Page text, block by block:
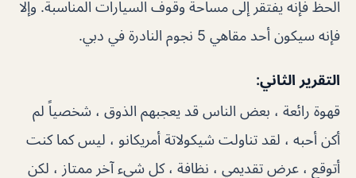
الحظ فإنه يفتقر إلى مساحة وقوف السيارات المناسبة. وإلا
فإنه سيكون أحد مقاهي 5 نجوم النادرة في دبي.
التقرير الثاني:
قهوة رائعة ، بعض الناس قد يعجبهم الذوق ، شخصياً لم
أكن أحبه ، لقد تناولت شيكولاتة أمريكانو ، ليس كما كنت
أتوقع ، عرض تقديمي ، نظافة ، كل شيء آخر ممتاز ، لكن